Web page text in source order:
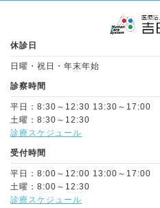
休診日
日曜・祝日・年末年始
診察時間
平日：8:30～12:30 13:30～17:00
土曜：8:30～12:30
診療スケジュール
受付時間
平日：8:00～12:00 13:00～17:00
土曜：8:00～12:30
診療スケジュール